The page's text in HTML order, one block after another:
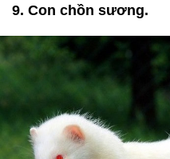
9. Con chồn sương.